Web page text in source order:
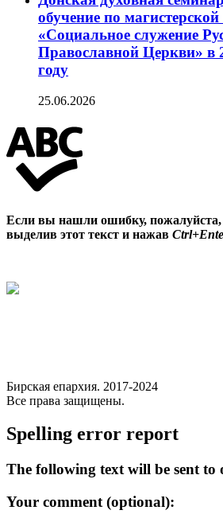
обучение по
«Социальное служение
Православной Церкви» в
году
25.06.2026
Если вы нашли ошибку,
выделив этот текст и нажав
Бирская епархия. 2017-2024
Все права защищены.
Spelling error report
The following text will be sent to
Your comment (optional):